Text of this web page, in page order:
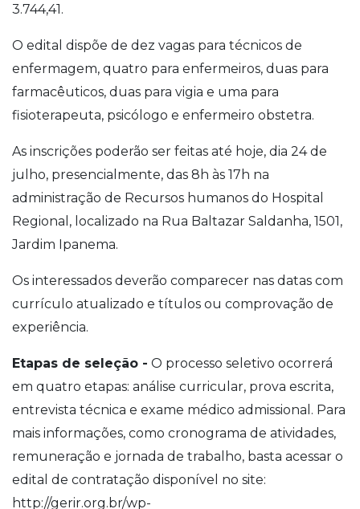
3.744,41.
O edital dispõe de dez vagas para técnicos de
enfermagem, quatro para enfermeiros, duas para
farmacêuticos, duas para vigia e uma para
fisioterapeuta, psicólogo e enfermeiro obstetra.
As inscrições poderão ser feitas até hoje, dia 24 de
julho, presencialmente, das 8h às 17h na
administração de Recursos humanos do Hospital
Regional, localizado na Rua Baltazar Saldanha, 1501,
Jardim Ipanema.
Os interessados deverão comparecer nas datas com
currículo atualizado e títulos ou comprovação de
experiência.
Etapas de seleção - O processo seletivo ocorrerá
em quatro etapas: análise curricular, prova escrita,
entrevista técnica e exame médico admissional. Para
mais informações, como cronograma de atividades,
remuneração e jornada de trabalho, basta acessar o
edital de contratação disponível no site:
http://gerir.org.br/wp-